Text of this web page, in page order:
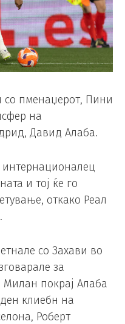
пменаџерот, Пини
на
Давид Алаба.
интернационалец
и тој ќе го
откако Реал
со Захави во
за
Милан покрај Алаба
клиебн на
Роберт